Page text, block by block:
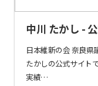
中川 たかし -
日本維新の会 奈良県
たかしの公式サイト
実績…